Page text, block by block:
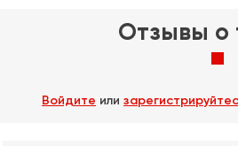
Отзывы о
Войдите или